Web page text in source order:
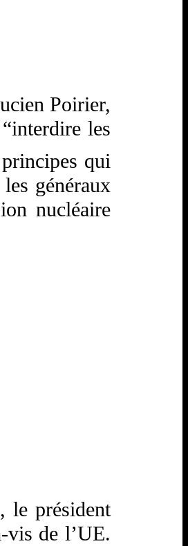
Poirier,
les
qui
généraux
nucléaire
le président
vis de l’UE.